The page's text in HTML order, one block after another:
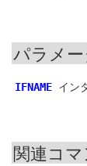
パラメ
IFNAME イン
関連コマ